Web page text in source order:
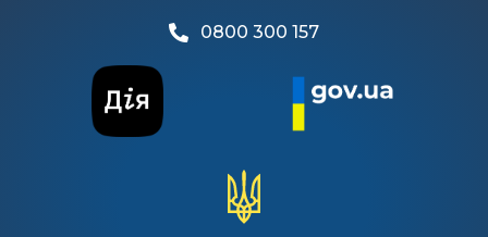
0800 300 157